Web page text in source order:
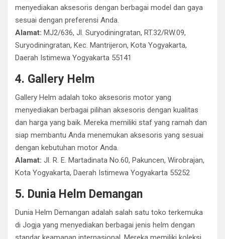
menyediakan aksesoris dengan berbagai model dan gaya
sesuai dengan preferensi Anda.
Alamat: MJ2/636, Jl. Suryodiningratan, RT.32/RW.09,
Suryodiningratan, Kec. Mantrijeron, Kota Yogyakarta,
Daerah Istimewa Yogyakarta 55141
4. Gallery Helm
Gallery Helm adalah toko aksesoris motor yang
menyediakan berbagai pilihan aksesoris dengan kualitas
dan harga yang baik. Mereka memiliki staf yang ramah dan
siap membantu Anda menemukan aksesoris yang sesuai
dengan kebutuhan motor Anda.
Alamat: Jl. R. E. Martadinata No.60, Pakuncen, Wirobrajan,
Kota Yogyakarta, Daerah Istimewa Yogyakarta 55252
5. Dunia Helm Demangan
Dunia Helm Demangan adalah salah satu toko terkemuka
di Jogja yang menyediakan berbagai jenis helm dengan